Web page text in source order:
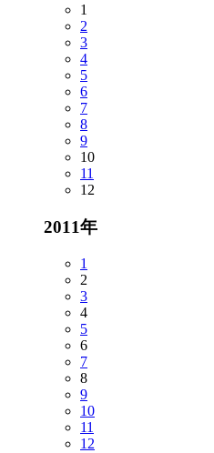
1
2
3
4
5
6
7
8
9
10
11
12
2011年
1
2
3
4
5
6
7
8
9
10
11
12